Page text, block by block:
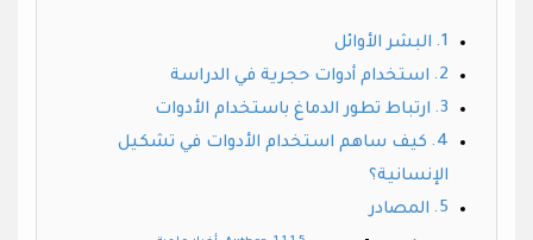
البشر الأوائل
استخدام أدوات حجرية في الدراسة
ارتباط تطور الدماغ باستخدام الأدوات
كيف ساهم استخدام الأدوات في تشكيل
الإنسانية؟
المصادر